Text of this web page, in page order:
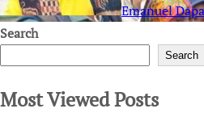
Emanuel
Search
Search
Most Viewed Posts